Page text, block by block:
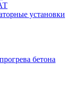
установки
бетона